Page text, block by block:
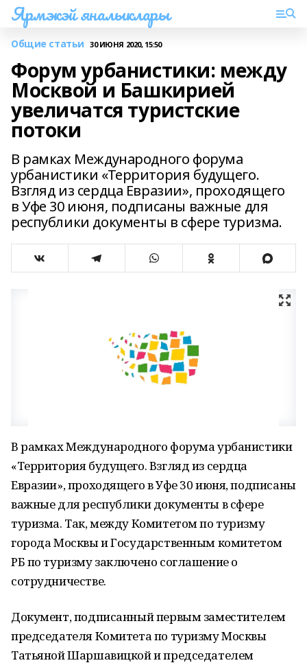
Ярмэкэй яналыклары
Общие статьи 30 ИЮНЯ 2020, 15:50
Форум урбанистики: между
Москвой и Башкирией
увеличатся туристские
потоки
В рамках Международного форума
урбанистики «Территория будущего.
Взгляд из сердца Евразии», проходящего
в Уфе 30 июня, подписаны важные для
республики документы в сфере туризма.
В рамках Международного форума урбанистики
«Территория будущего. Взгляд из сердца
Евразии», проходящего в Уфе 30 июня, подписаны
важные для республики документы в сфере
туризма. Так, между Комитетом по туризму
города Москвы и Государственным комитетом
РБ по туризму заключено соглашение о
сотрудничестве.
Документ, подписанный первым заместителем
председателя Комитета по туризму Москвы
Татьяной Шаршавицкой и председателем